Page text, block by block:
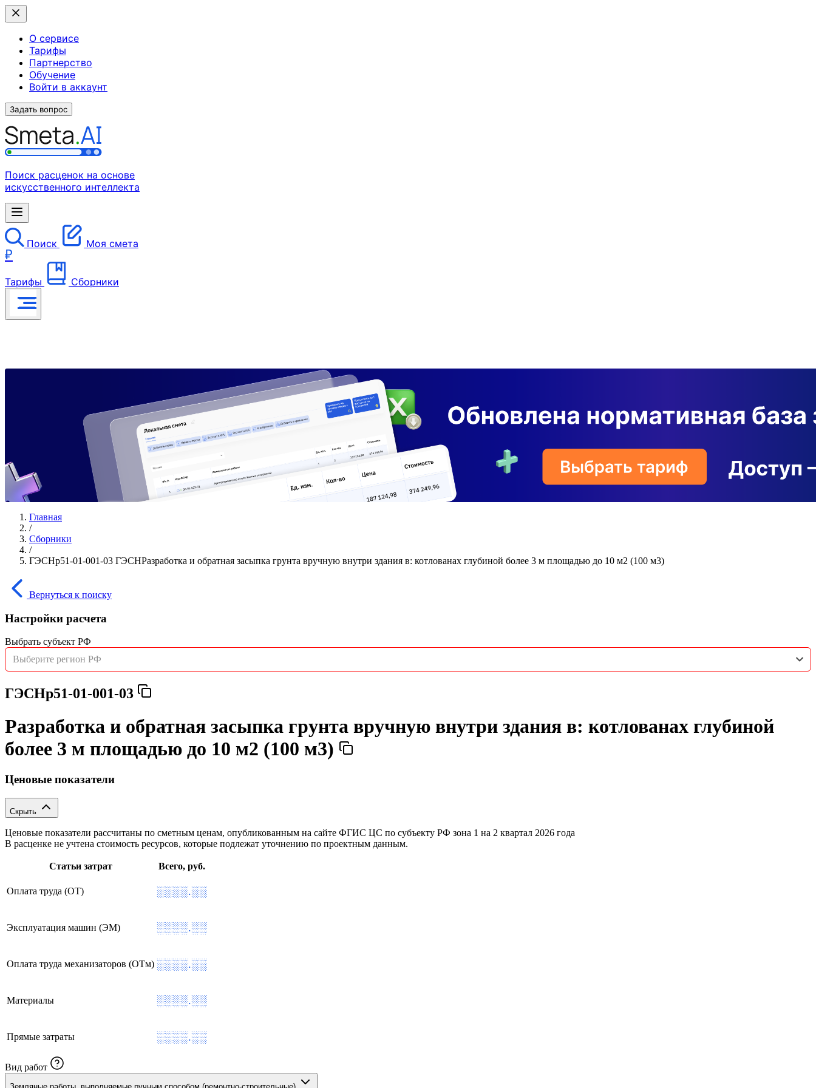
О сервисе
Тарифы
Партнерство
Обучение
Войти в аккаунт
Задать вопрос
Поиск расценок на основе
искусственного интеллекта
Поиск Моя смета
₽
Тарифы Сборники
Главная
/
Сборники
/
ГЭСНр51-01-001-03 ГЭСНРазработка и обратная засыпка грунта вручную внутри здания в: котлованах глубиной более 3 м площадью до 10 м2 (100 м3)
Вернуться к поиску
Настройки расчета
Выбрать субъект РФ
Выберите регион РФ
ГЭСНр51-01-001-03
Разработка и обратная засыпка грунта вручную внутри здания в: котлованах глубиной
более 3 м площадью до 10 м2 (100 м3)
Ценовые показатели
Скрыть
Ценовые показатели рассчитаны по сметным ценам, опубликованным на сайте ФГИС ЦС по субъекту РФ зона 1 на 2 квартал 2026 года
В расценке не учтена стоимость ресурсов, которые подлежат уточнению по проектным данным.
Статьи затрат Всего, руб.
Оплата труда (ОТ) ░░░░.░░
Эксплуатация машин (ЭМ) ░░░░.░░
Оплата труда механизаторов (ОТм) ░░░░.░░
Материалы ░░░░.░░
Прямые затраты ░░░░.░░
Вид работ